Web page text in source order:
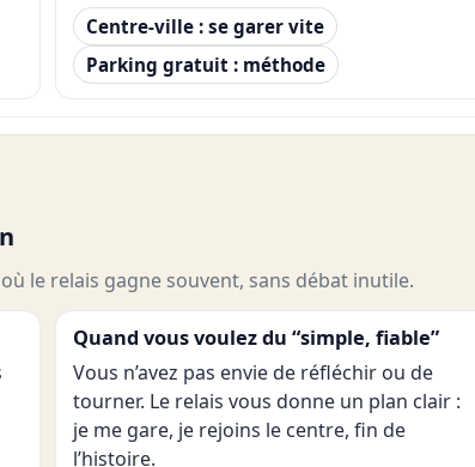
Centre-ville : se garer vite
Parking gratuit : méthode
le relais gagne souvent, sans débat inutile.
Quand vous voulez du “simple, fiable”
Vous n’avez pas envie de réfléchir ou de
tourner. Le relais vous donne un plan clair :
je me gare, je rejoins le centre, fin de
l’histoire.